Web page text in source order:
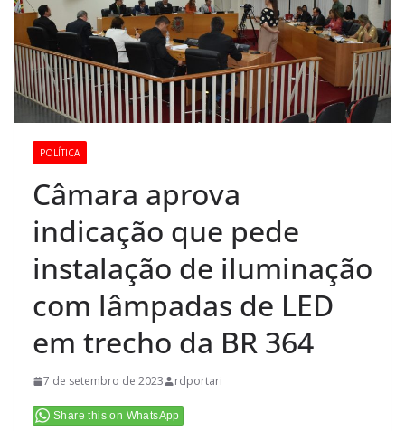
POLÍTICA
Câmara aprova
indicação que pede
instalação de iluminação
com lâmpadas de LED
em trecho da BR 364
7 de setembro de 2023 rdportari
Share this on WhatsApp